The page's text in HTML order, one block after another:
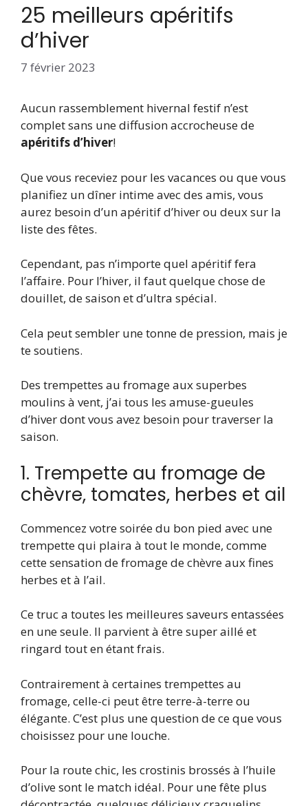
25 meilleurs apéritifs
d’hiver
7 février 2023
Aucun rassemblement hivernal festif n’est
complet sans une diffusion accrocheuse de
apéritifs d’hiver!
Que vous receviez pour les vacances ou que vous
planifiez un dîner intime avec des amis, vous
aurez besoin d’un apéritif d’hiver ou deux sur la
liste des fêtes.
Cependant, pas n’importe quel apéritif fera
l’affaire. Pour l’hiver, il faut quelque chose de
douillet, de saison et d’ultra spécial.
Cela peut sembler une tonne de pression, mais je
te soutiens.
Des trempettes au fromage aux superbes
moulins à vent, j’ai tous les amuse-gueules
d’hiver dont vous avez besoin pour traverser la
saison.
1. Trempette au fromage de
chèvre, tomates, herbes et ail
Commencez votre soirée du bon pied avec une
trempette qui plaira à tout le monde, comme
cette sensation de fromage de chèvre aux fines
herbes et à l’ail.
Ce truc a toutes les meilleures saveurs entassées
en une seule. Il parvient à être super aillé et
ringard tout en étant frais.
Contrairement à certaines trempettes au
fromage, celle-ci peut être terre-à-terre ou
élégante. C’est plus une question de ce que vous
choisissez pour une louche.
Pour la route chic, les crostinis brossés à l’huile
d’olive sont le match idéal. Pour une fête plus